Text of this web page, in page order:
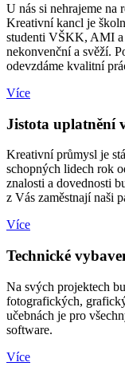
U nás si nehrajeme na
Kreativní kancl je
studenti VŠKK, AMI a
nekonvenční a svěží.
odevzdáme kvalitní
Více
Jistota uplatnění
Kreativní průmysl je
schopných lidech rok
znalosti a dovednosti
z Vás zaměstnají naši
Více
Technické
Na svých projektech
fotografických,
učebnách je pro
software.
Více